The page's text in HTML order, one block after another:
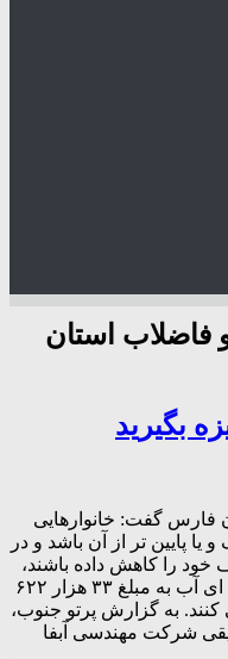
فاضلاب استان
بگیرید
گفت: خانوارهایی
پایین تر از آن باشد و در
را کاهش داده باشند،
پاداش کاهش مصرف معادل نرخ یارانه ای آب به مبلغ ۳۳ هزار ۶۲۲
به گزارش پرتو جنوب،
شرکت مهندسی آبفا